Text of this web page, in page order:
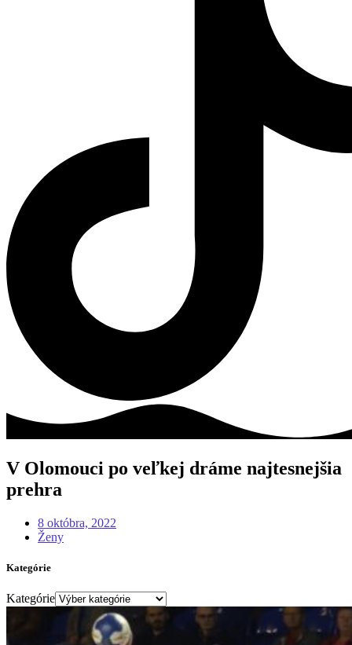
V Olomouci po veľkej dráme najtesnejšia
prehra
8 októbra, 2022
Ženy
Kategórie
Kategórie